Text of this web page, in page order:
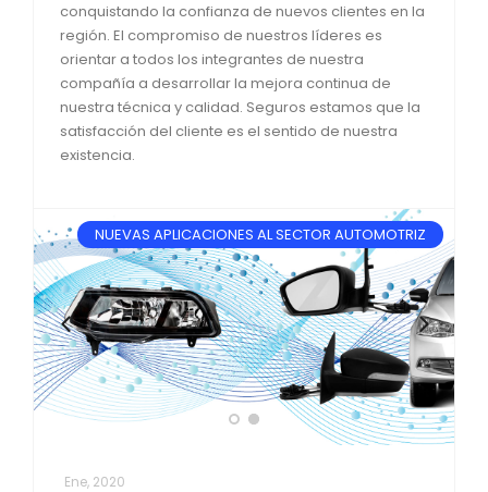
conquistando la confianza de nuevos clientes en la
región. El compromiso de nuestros líderes es
orientar a todos los integrantes de nuestra
compañía a desarrollar la mejora continua de
nuestra técnica y calidad. Seguros estamos que la
satisfacción del cliente es el sentido de nuestra
existencia.
NUEVAS APLICACIONES AL SECTOR AUTOMOTRIZ
Ene, 2020